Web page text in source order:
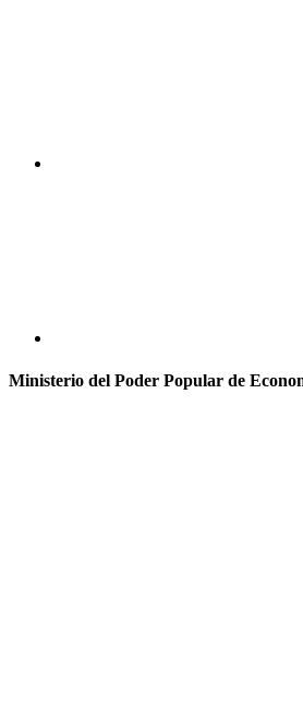
Ministerio del Poder Popular de